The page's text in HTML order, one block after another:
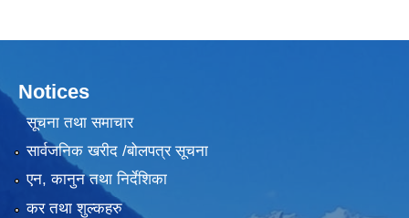
Notices
सूचना तथा समाचार
सार्वजनिक खरीद /बोलपत्र सूचना
एन, कानुन तथा निर्देशिका
कर तथा शुल्कहरु